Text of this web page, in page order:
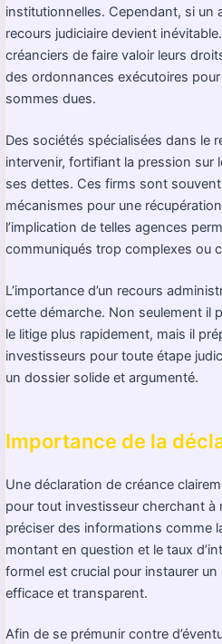
institutionnelles. Cependant, si un
recours judiciaire devient
créanciers de faire valoir leurs
des ordonnances exécutoires
sommes dues.
Des sociétés spécialisées dans le
intervenir, fortifiant la pression sur
ses dettes. Ces firms sont
mécanismes pour une
l’implication de telles agences
communiqués trop complexes ou
L’importance d’un recours
cette démarche. Non seulement il
le litige plus rapidement, mais il
investisseurs pour toute étape
un dossier solide et argumenté.
Importance de la
Une déclaration de créance
pour tout investisseur cherchant à
préciser des informations comme
montant en question et le taux
formel est crucial pour instaurer
efficace et transparent.
Afin de se prémunir contre